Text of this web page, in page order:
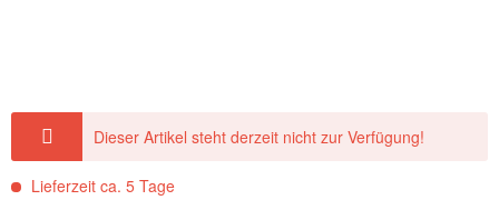
Dieser Artikel steht derzeit nicht zur Verfügung!
Lieferzeit ca. 5 Tage